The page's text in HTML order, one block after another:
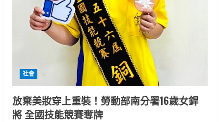
社會
放棄美妝穿上重裝！勞動部南分署16歲女銲
將 全國技能競賽奪牌